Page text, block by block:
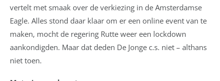
vertelt met smaak over de verkiezing in de Amsterdamse
Eagle. Alles stond daar klaar om er een online event van te
maken, mocht de regering Rutte weer een lockdown
aankondigden. Maar dat deden De Jonge c.s. niet – althans
niet toen.